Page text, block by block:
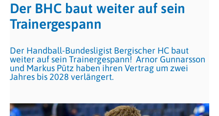
Der BHC baut weiter auf sein
Trainergespann
Der Handball-Bundesligist Bergischer HC baut
weiter auf sein Trainergespann! Arnor Gunnarsson
und Markus Pütz haben ihren Vertrag um zwei
Jahres bis 2028 verlängert.